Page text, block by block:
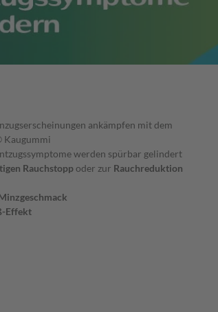
ankämpfen mit dem
Kaugummi
werden spürbar gelindert
Rauchstoppoder zur Rauchreduktion
Effekt